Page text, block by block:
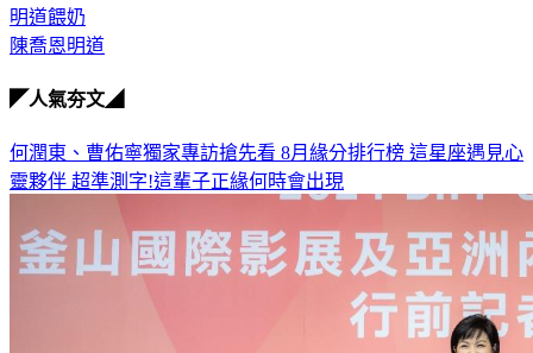
明道餵奶
陳喬恩明道
◤人氣夯文◢
何潤東、曹佑寧獨家專訪搶先看 8月緣分排行榜 這星座遇見心
靈夥伴 超準測字!這輩子正緣何時會出現